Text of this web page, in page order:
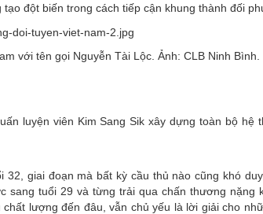
đột biến trong cách tiếp cận khung thành đối
với tên gọi Nguyễn Tài Lộc. Ảnh: CLB Ninh Bình.
luyện viên Kim Sang Sik xây dựng toàn bộ hệ
giai đoạn mà bất kỳ cầu thủ nào cũng khó
tuổi 29 và từng trải qua chấn thương nặng
lượng đến đâu, vẫn chủ yếu là lời giải cho